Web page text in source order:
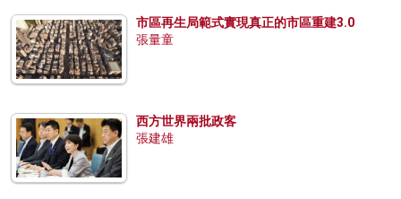
市區再生局範式實現真正的市區重建3.0
張量童
西方世界兩批政客
張建雄